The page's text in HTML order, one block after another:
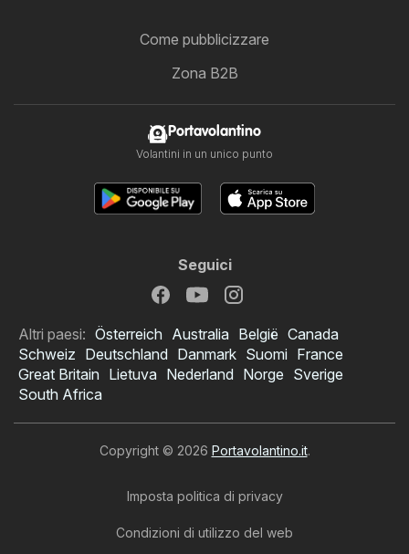
Come pubblicizzare
Zona B2B
Portavolantino
Volantini in un unico punto
Seguici
Altri paesi: Österreich Australia België Canada
Schweiz Deutschland Danmark Suomi France
Great Britain Lietuva Nederland Norge Sverige
South Africa
Copyright © 2026 Portavolantino.it.
Imposta politica di privacy
Condizioni di utilizzo del web